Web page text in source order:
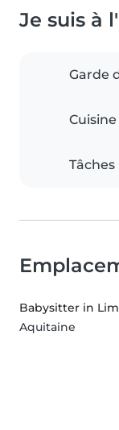
Je suis à
Garde
Cuisine
Babysitter in
Aquitaine